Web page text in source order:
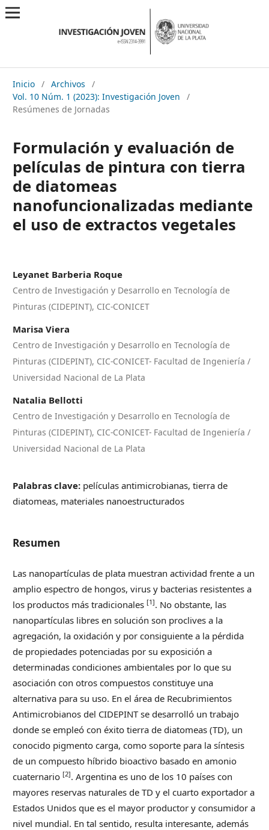
Inicio / Archivos
/
Vol. 10 Núm. 1 (2023): Investigación Joven
/
Resúmenes de Jornadas
Formulación y evaluación de
películas de pintura con tierra
de diatomeas
nanofuncionalizadas mediante
el uso de extractos vegetales
Leyanet Barberia Roque
Centro de Investigación y Desarrollo en Tecnología de
Pinturas (CIDEPINT), CIC-CONICET
Marisa Viera
Centro de Investigación y Desarrollo en Tecnología de
Pinturas (CIDEPINT), CIC-CONICET- Facultad de Ingeniería /
Universidad Nacional de La Plata
Natalia Bellotti
Centro de Investigación y Desarrollo en Tecnología de
Pinturas (CIDEPINT), CIC-CONICET- Facultad de Ingeniería /
Universidad Nacional de La Plata
Palabras clave: películas antimicrobianas, tierra de
diatomeas, materiales nanoestructurados
Resumen
Las nanopartículas de plata muestran actividad frente a un
amplio espectro de hongos, virus y bacterias resistentes a
los productos más tradicionales [1]. No obstante, las
nanopartículas libres en solución son proclives a la
agregación, la oxidación y por consiguiente a la pérdida
de propiedades potenciadas por su exposición a
determinadas condiciones ambientales por lo que su
asociación con otros compuestos constituye una
alternativa para su uso. En el área de Recubrimientos
Antimicrobianos del CIDEPINT se desarrolló un trabajo
donde se empleó con éxito tierra de diatomeas (TD), un
conocido pigmento carga, como soporte para la síntesis
de un compuesto híbrido bioactivo basado en amonio
cuaternario [2]. Argentina es uno de los 10 países con
mayores reservas naturales de TD y el cuarto exportador a
Estados Unidos que es el mayor productor y consumidor a
nivel mundial. En tal sentido, resulta interesante, además